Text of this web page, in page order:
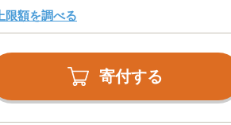
上限額を調べる
寄付する